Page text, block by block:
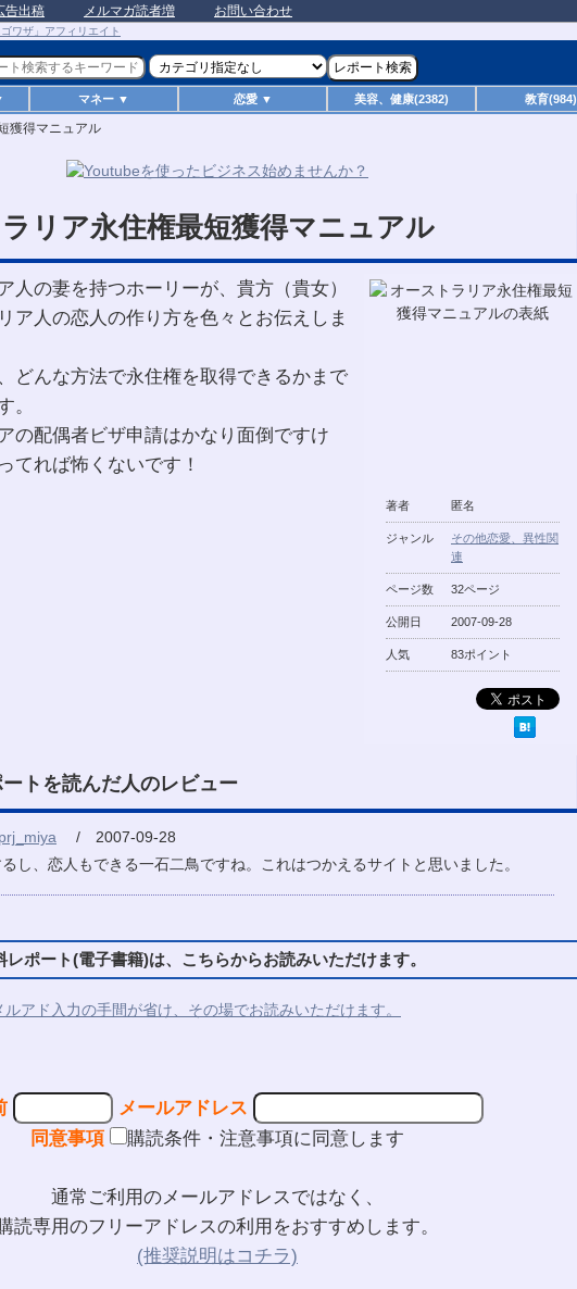
告出稿 メルマガ読者増 お問い合わせ
マネー ▼ 恋愛 ▼ 美容、健康(2382) 教育(984)
獲得マニュアル
リア永住権最短獲得マニュアル
著者 匿名
ジャンル
その他恋愛、異性関
連
ページ数 32ページ
公開日 2007-09-28
人気 83ポイント
人の妻を持つホーリーが、貴方（貴女）
ア人の恋人の作り方を色々とお伝えしま
どんな方法で永住権を取得できるかまで
。
の配偶者ビザ申請はかなり面倒ですけ
てれば怖くないです！
トを読んだ人のレビュー
prj_miya / 2007-09-28
し、恋人もできる一石二鳥ですね。これはつかえるサイトと思いました。
ポート(電子書籍)は、こちらからお読みいただけます。
アド入力の手間が省け、その場でお読みいただけます。
メールアドレス
同意事項
購読条件・注意事項に同意します
通常ご利用のメールアドレスではなく、
読専用のフリーアドレスの利用をおすすめします。
(推奨説明はコチラ)